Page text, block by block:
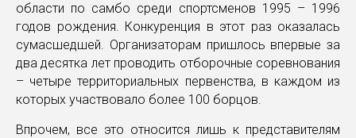
области по самбо среди спортсменов 1995 – 1996
годов рождения. Конкуренция в этот раз оказалась
сумасшедшей. Организаторам пришлось впервые за
два десятка лет проводить отборочные соревнования
– четыре территориальных первенства, в каждом из
которых участвовало более 100 борцов.
Впрочем, все это относится лишь к представителям